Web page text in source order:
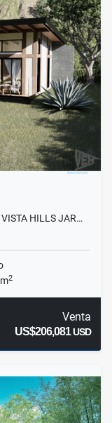
HILLS JAR…
2
Venta
US$206,081USD